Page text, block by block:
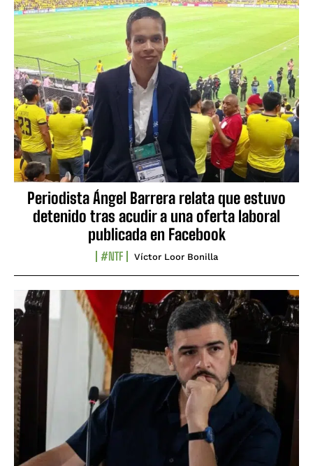
Periodista Ángel Barrera relata que estuvo
detenido tras acudir a una oferta laboral
publicada en Facebook
#NTF Víctor Loor Bonilla